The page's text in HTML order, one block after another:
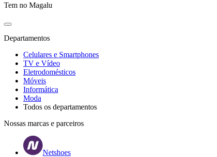
Tem no Magalu
Departamentos
Celulares e Smartphones
TV e Vídeo
Eletrodomésticos
Móveis
Informática
Moda
Todos os departamentos
Nossas marcas e parceiros
Netshoes